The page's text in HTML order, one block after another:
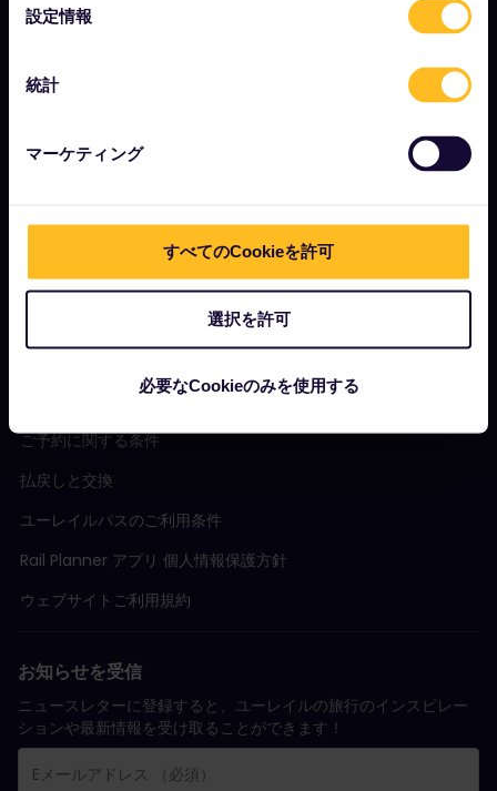
設定情報
統計
マーケティング
すべてのCookieを許可
選択を許可
必要なCookieのみを使用する
パスの使い方
コミュニティ
サステナビリティを意識した観光
ご予約に関する条件
払戻しと交換
ユーレイルパスのご利用条件
Rail Planner アプリ 個人情報保護方針
ウェブサイトご利用規約
お知らせを受信
ニュースレターに登録すると、ユーレイルの旅行のインスピレー
ションや最新情報を受け取ることができます！